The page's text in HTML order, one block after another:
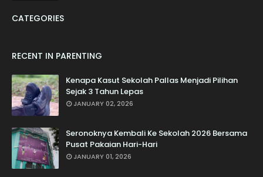
CATEGORIES
RECENT IN PARENTING
Kenapa Kasut Sekolah Pallas Menjadi Pilihan
Sejak 3 Tahun Lepas
JANUARY 02, 2026
Seronoknya Kembali Ke Sekolah 2026 Bersama
Pusat Pakaian Hari-Hari
JANUARY 01, 2026